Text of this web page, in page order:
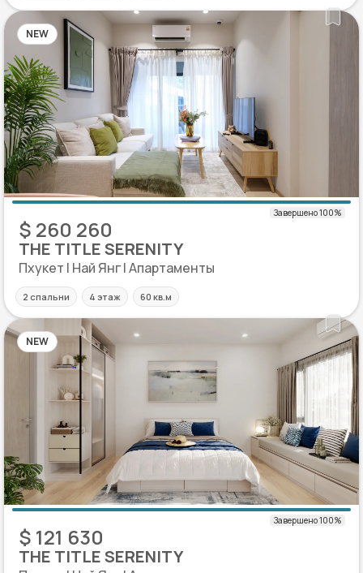
NEW
$ 260 260
THE TITLE SERENITY
Пхукет | Най Янг | Апартаменты
2 спальни 4 этаж 60 кв.м
NEW
$ 121 630
THE TITLE SERENITY